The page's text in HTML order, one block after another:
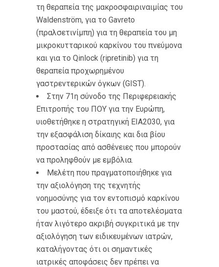
τη θεραπεία της μακροσφαιριναιμίας του
Waldenström, για το Gavreto
(πραλσετινίμπη) για τη θεραπεία του μη
μικροκυτταρικού καρκίνου του πνεύμονα
και για το Qinlock (ripretinib) για τη
θεραπεία προχωρημένου
γαστρεντερικών όγκων (GIST).
Στην 71η σύνοδο της Περιφερειακής
Επιτροπής του ΠΟΥ για την Ευρώπη,
υιοθετήθηκε η στρατηγική ΕΙΑ2030, για
την εξασφάλιση δίκαιης και δια βίου
προστασίας από ασθένειες που μπορούν
να προληφθούν με εμβόλια.
Μελέτη που πραγματοποιήθηκε για
την αξιολόγηση της τεχνητής
νοημοσύνης για τον εντοπισμό καρκίνου
του μαστού, έδειξε ότι τα αποτελέσματα
ήταν λιγότερο ακριβή συγκριτικά με την
αξιολόγηση των ειδικευμένων ιατρών,
καταλήγοντας ότι οι σημαντικές
ιατρικές αποφάσεις δεν πρέπει να